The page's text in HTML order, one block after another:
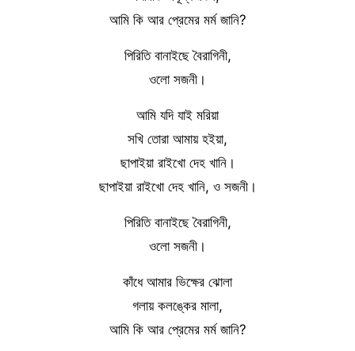
আমি কি আর প্রেমের মর্ম জানি?
পিরিতি বানাইছে বৈরাগিনী,
ওলো সজনী।
আমি যদি যাই মরিয়া
সখি তোরা আমায় হইয়া,
ছাপাইয়া রাইখো দেহ খানি।
ছাপাইয়া রাইখো দেহ খানি, ও সজনী।
পিরিতি বানাইছে বৈরাগিনী,
ওলো সজনী।
কাঁধে আমার ভিক্ষের ঝোলা
গলায় কলঙ্কের মালা,
আমি কি আর প্রেমের মর্ম জানি?